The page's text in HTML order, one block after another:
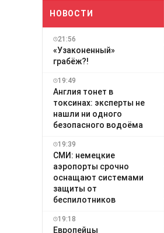
НОВОСТИ
21:56
«Узаконенный»
грабёж?!
19:49
Англия тонет в
токсинах: эксперты не
нашли ни одного
безопасного водоёма
19:39
СМИ: немецкие
аэропорты срочно
оснащают системами
защиты от
беспилотников
19:18
Европейцы